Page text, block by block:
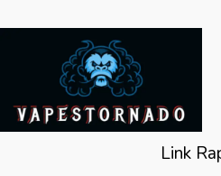
.€
3
2
.
9
9
9
e
e
r
a
:
€
6
1
9
r
i
g
i
n
a
t
a
l
e
Link